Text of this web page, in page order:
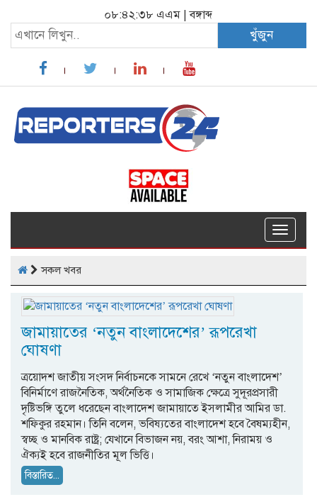
০৮:৪২:৩৯ এএম|বঙ্গাব্দ
খুঁজুন
Toggle
সকল খবর
জামায়াতের ‘নতুন বাংলাদেশের’ রূপরেখা
ঘোষণা
ত্রয়োদশ জাতীয় সংসদ নির্বাচনকে সামনে রেখে ‘নতুন বাংলাদেশ’
বিনির্মাণে রাজনৈতিক, অর্থনৈতিক ও সামাজিক ক্ষেত্রে সুদূরপ্রসারী
দৃষ্টিভঙ্গি তুলে ধরেছেন বাংলাদেশ জামায়াতে ইসলামীর আমির ডা.
শফিকুর রহমান। তিনি বলেন, ভবিষ্যতের বাংলাদেশ হবে বৈষম্যহীন,
স্বচ্ছ ও মানবিক রাষ্ট্র; যেখানে বিভাজন নয়, বরং আশা, নিরাময় ও
ঐক্যই হবে রাজনীতির মূল ভিত্তি।
বিস্তারিত...